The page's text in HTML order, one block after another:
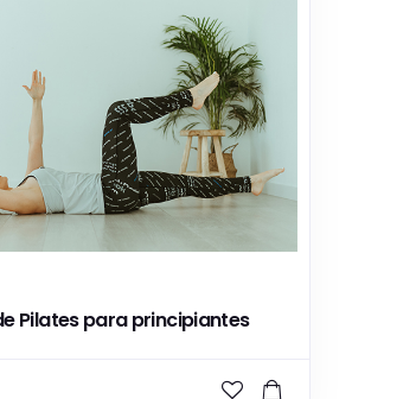
Pilates para principiantes